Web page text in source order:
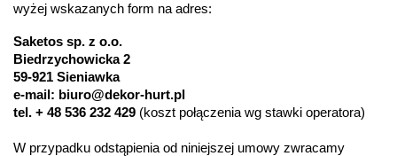
wyżej wskazanych form na adres:
Saketos sp. z o.o.
Biedrzychowicka 2
59-921 Sieniawka
e-mail: biuro@dekor-hurt.pl
tel. + 48 536 232 429 (koszt połączenia wg stawki operatora)
W przypadku odstąpienia od niniejszej umowy zwracamy